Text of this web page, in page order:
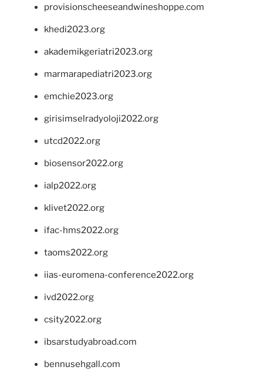
provisionscheeseandwineshoppe.com
khedi2023.org
akademikgeriatri2023.org
marmarapediatri2023.org
emchie2023.org
girisimselradyoloji2022.org
utcd2022.org
biosensor2022.org
ialp2022.org
klivet2022.org
ifac-hms2022.org
taoms2022.org
iias-euromena-conference2022.org
ivd2022.org
csity2022.org
ibsarstudyabroad.com
bennusehgall.com